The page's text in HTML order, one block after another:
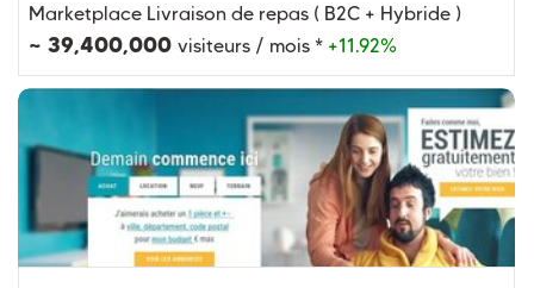
Marketplace Livraison de repas ( B2C + Hybride )
~ 39,400,000 visiteurs / mois * +11.92%